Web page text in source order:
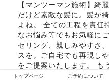
【マンツーマン施術】綺
だけど素敵な髪に。髪が
よね。 全ての工程を責任
なお悩み等でもお気軽に
セリング、親しみやすさ
スを。ご自宅でも再現し
をご提案いたします。 も
こちら【プロフィール】
トップページ ご予約について